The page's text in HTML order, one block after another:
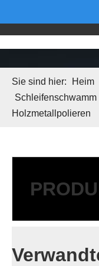
Sie sind hier: Heim
Schleifenschwamm
Holzmetallpolieren